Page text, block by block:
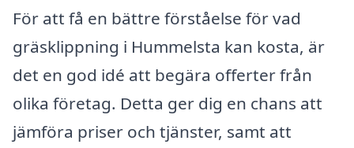
För att få en bättre förståelse för vad
gräsklippning i Hummelsta kan kosta, är
det en god idé att begära offerter från
olika företag. Detta ger dig en chans att
jämföra priser och tjänster, samt att